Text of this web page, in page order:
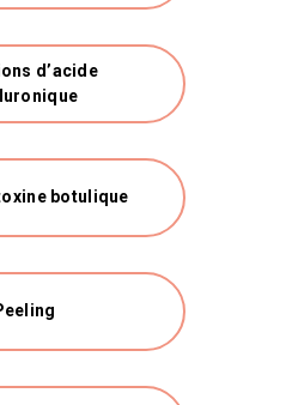
d’acide
botulique